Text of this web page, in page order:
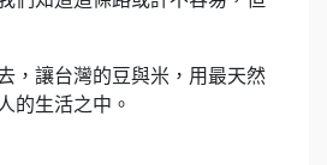
，讓台灣的豆與米，用最天然
的生活之中。